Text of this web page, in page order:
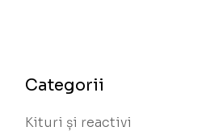
Categorii
Kituri și reactivi